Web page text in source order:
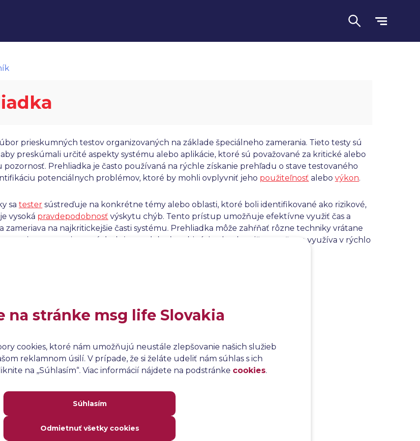
prieskumných testov organizovaných na základe špeciálneho zamerania. Tieto testy sú
preskúmali určité aspekty systému alebo aplikácie, ktoré sú považované za kritické alebo
pozornosť. Prehliadka je často používaná na rýchle získanie prehľadu o stave testovaného
potenciálnych problémov, ktoré by mohli ovplyvniť jeho použiteľnosť alebovýkon.
satester sústreďuje na konkrétne témy alebo oblasti, ktoré boli identifikované ako rizikové,
vysoká pravdepodobnosť výskytu chýb. Tento prístup umožňuje efektívne využiť čas a
zameriava na najkritickejšie časti systému. Prehliadka môže zahŕňať rôzne techniky vrátane
automatizovaných skriptov alebo kombinácie oboch, pričom sa často využíva v rýchlo
na stránke msg life Slovakia
cookies, ktoré nám umožňujú neustále zlepšovanie našich služieb
reklamnom úsilí. V prípade, že si želáte udeliť nám súhlas s ich
na ,,Súhlasím“. Viac informácií nájdete na podstránke cookies.
Súhlasím
Odmietnuť všetky cookies